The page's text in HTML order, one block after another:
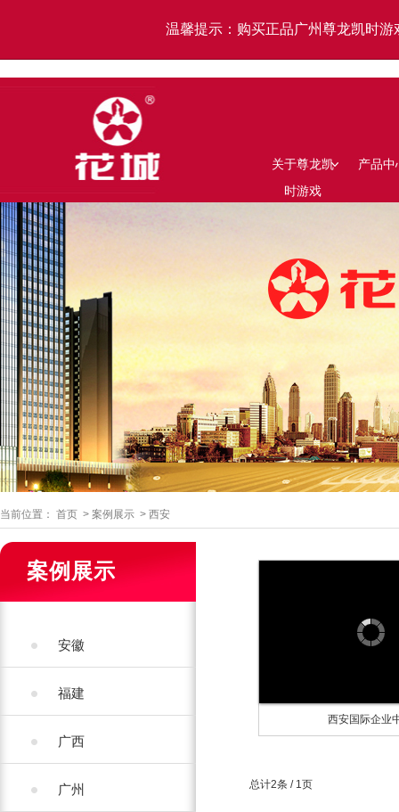
温馨提示：购买正品广州尊龙凯时
关于尊龙凯
时游戏
产品中
当前位置： 首页 > 案例展示 > 西安
案例展示
安徽
福建
广西
广州
西安国际企业
总计2条 / 1页